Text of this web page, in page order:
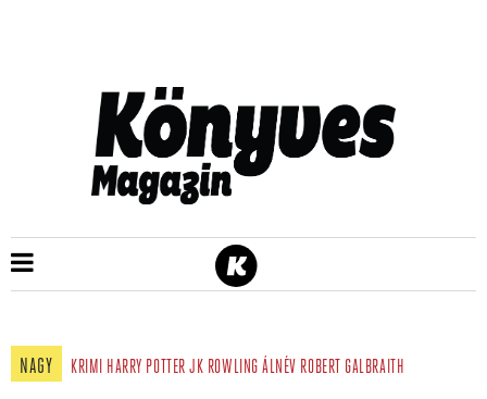
NAGY KRIMI HARRY POTTER JK ROWLING ÁLNÉV ROBERT GALBRAITH